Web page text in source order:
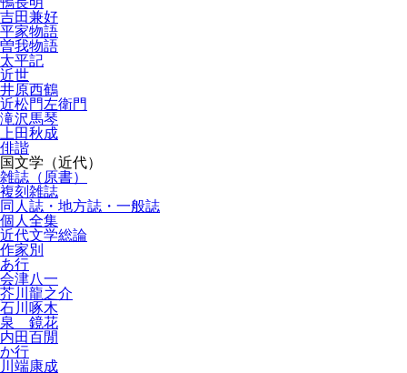
吉田兼好
平家物語
曽我物語
太平記
近世
井原西鶴
近松門左衛門
滝沢馬琴
上田秋成
俳諧
国文学（近代）
雑誌（原書）
複刻雑誌
同人誌・地方誌・一般誌
個人全集
近代文学総論
作家別
あ行
会津八一
芥川龍之介
石川啄木
泉 鏡花
内田百閒
か行
川端康成